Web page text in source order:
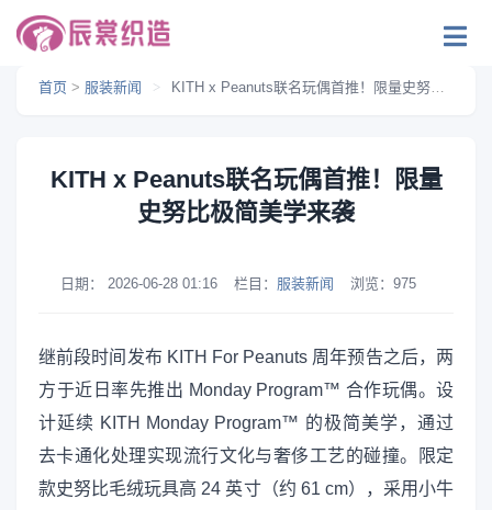
首页 > 服装新闻 > KITH x Peanuts联名玩偶首推！限量史努比极简美学来袭
KITH x Peanuts联名玩偶首推！限量
史努比极简美学来袭
日期： 2026-06-28 01:16 栏目： 服装新闻 浏览： 975
继前段时间发布 KITH For Peanuts 周年预告之后，两
方于近日率先推出 Monday Program™ 合作玩偶。设
计延续 KITH Monday Program™ 的极简美学，通过
去卡通化处理实现流行文化与奢侈工艺的碰撞。限定
款史努比毛绒玩具高 24 英寸（约 61 cm），采用小牛